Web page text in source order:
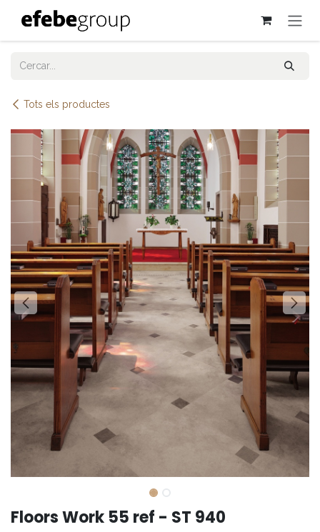
Skip to Content
Tots els productes
Floors Work 55 ref - ST 940